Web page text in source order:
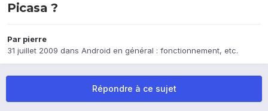
Picasa ?
Par pierre
31 juillet 2009 dans Android en général : fonctionnement, etc.
Répondre à ce sujet